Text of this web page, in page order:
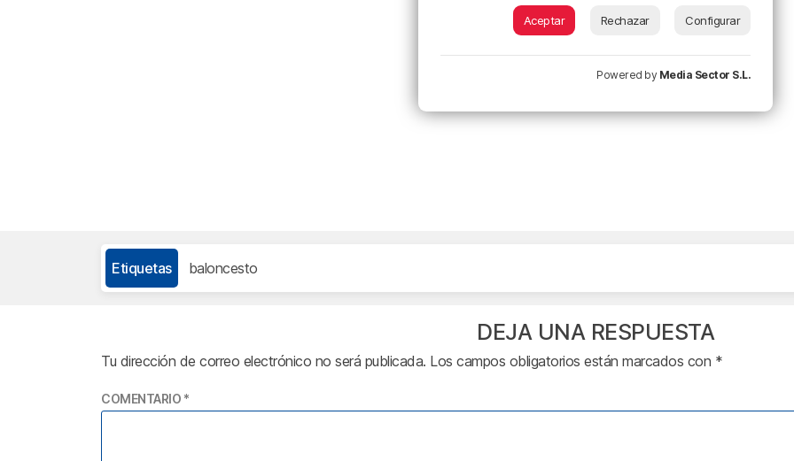
Etiquetas baloncesto
DEJA UNA RESPUESTA
Tu dirección de correo electrónico no será publicada. Los campos obligatorios están marcados con *
COMENTARIO *
Aceptar Rechazar Configurar
Powered by Media Sector S.L.